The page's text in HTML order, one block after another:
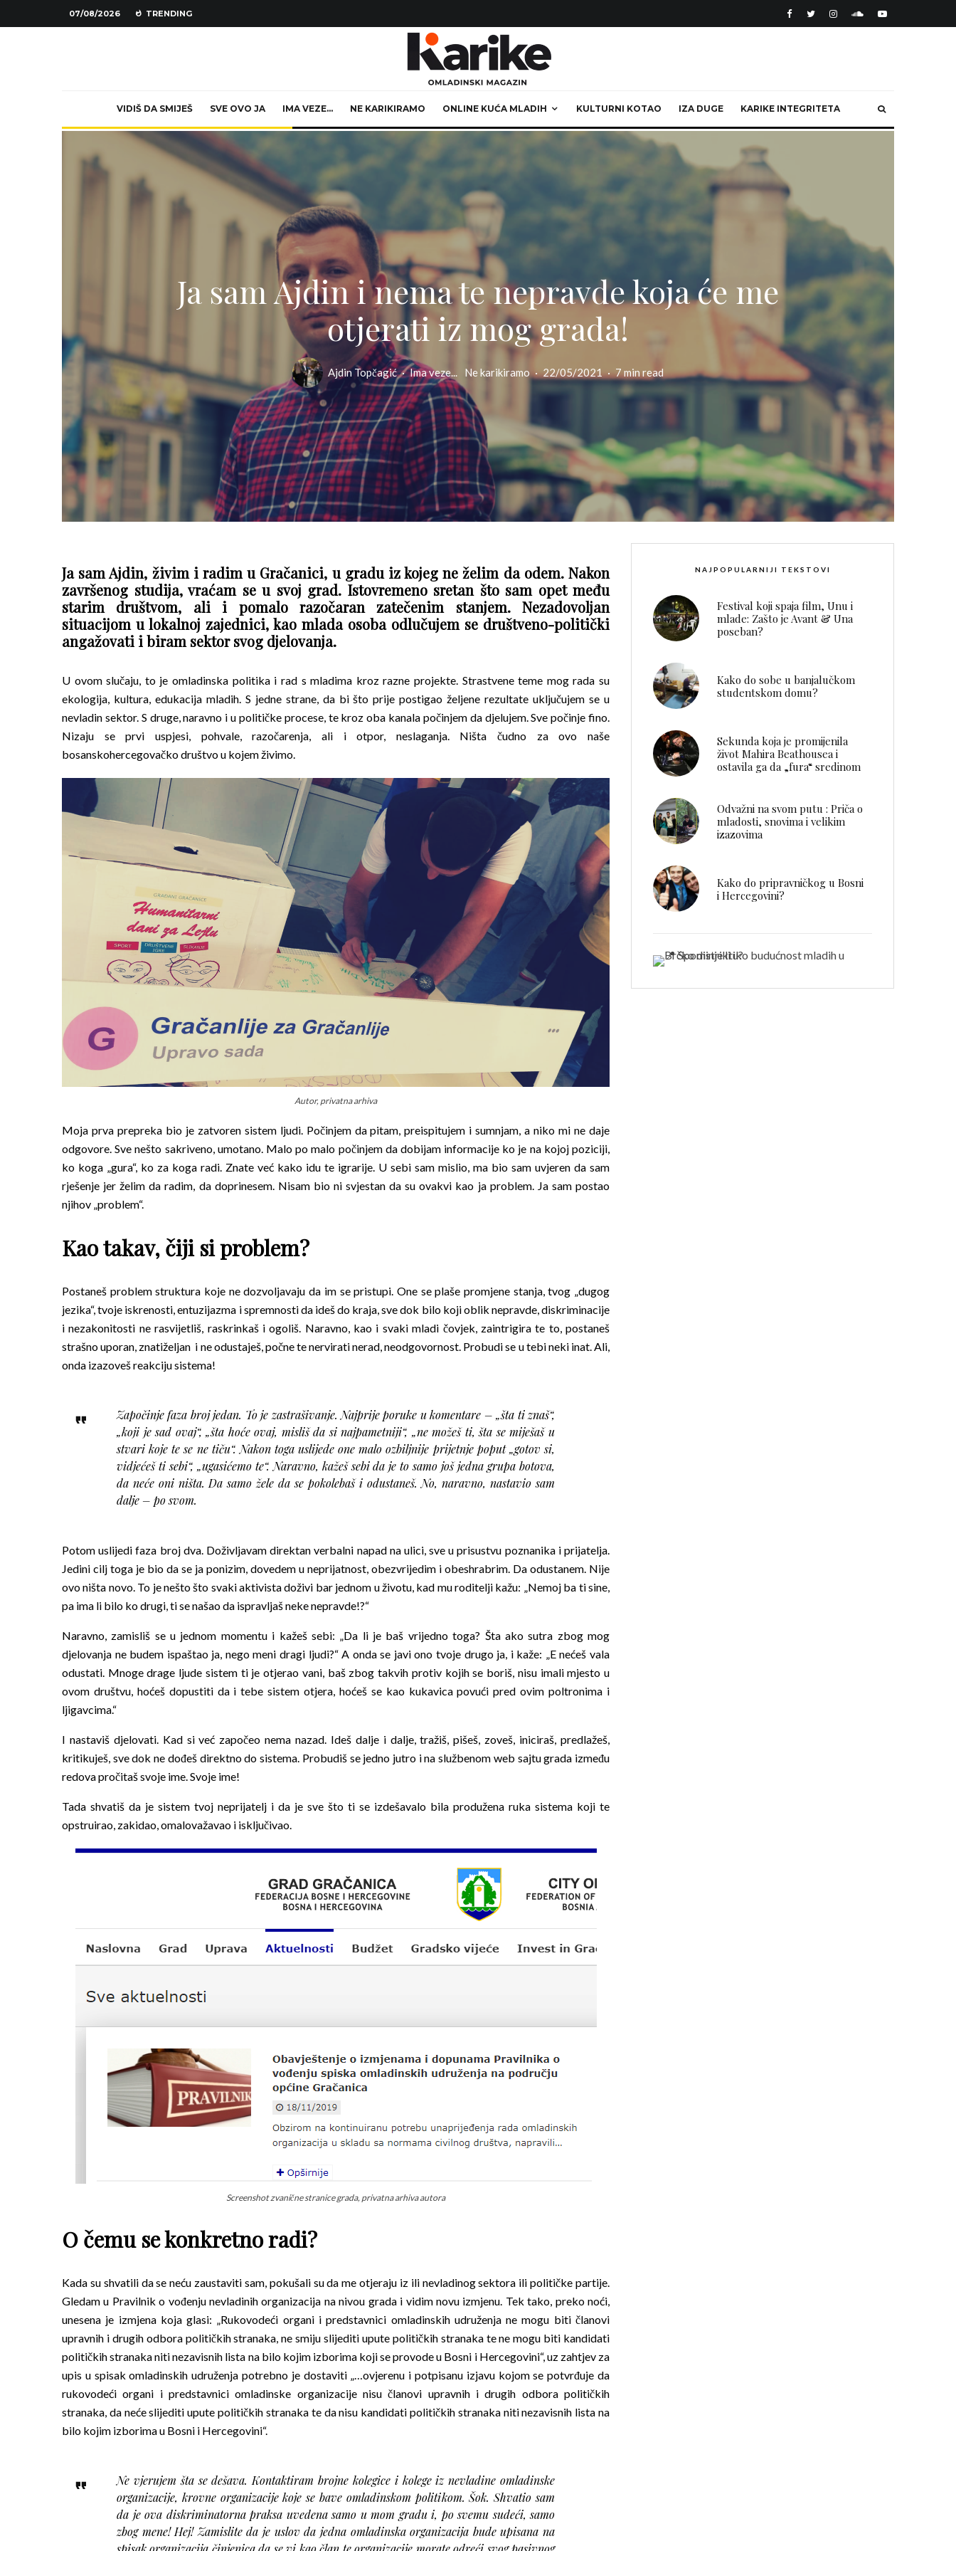
07/08/2026 TRENDING
VIDIŠ DA SMIJEŠ SVE OVO JA IMA VEZE… NE KARIKIRAMO ONLINE KUĆA MLADIH KULTURNI KOTAO IZA DUGE KARIKE INTEGRITETA
Ja sam Ajdin i nema te nepravde koja će me
otjerati iz mog grada!
Ajdin Topčagić · Ima veze... Ne karikiramo · 22/05/2021 · 7 min read
Ja sam Ajdin, živim i radim u Gračanici, u gradu iz kojeg ne želim da odem. Nakon
završenog studija, vraćam se u svoj grad. Istovremeno sretan što sam opet među
starim društvom, ali i pomalo razočaran zatečenim stanjem. Nezadovoljan
situacijom u lokalnoj zajednici, kao mlada osoba odlučujem se društveno-politički
angažovati i biram sektor svog djelovanja.
U ovom slučaju, to je omladinska politika i rad s mladima kroz razne projekte. Strastvene teme mog rada su
ekologija, kultura, edukacija mladih. S jedne strane, da bi što prije postigao željene rezultate uključujem se u
nevladin sektor. S druge, naravno i u političke procese, te kroz oba kanala počinjem da djelujem. Sve počinje fino.
Nizaju se prvi uspjesi, pohvale, razočarenja, ali i otpor, neslaganja. Ništa čudno za ovo naše
bosanskohercegovačko društvo u kojem živimo.
Autor, privatna arhiva
Moja prva prepreka bio je zatvoren sistem ljudi. Počinjem da pitam, preispitujem i sumnjam, a niko mi ne daje
odgovore. Sve nešto sakriveno, umotano. Malo po malo počinjem da dobijam informacije ko je na kojoj poziciji,
ko koga „gura“, ko za koga radi. Znate već kako idu te igrarije. U sebi sam mislio, ma bio sam uvjeren da sam
rješenje jer želim da radim, da doprinesem. Nisam bio ni svjestan da su ovakvi kao ja problem. Ja sam postao
njihov „problem“.
Kao takav, čiji si problem?
Postaneš problem struktura koje ne dozvoljavaju da im se pristupi. One se plaše promjene stanja, tvog „dugog
jezika“, tvoje iskrenosti, entuzijazma i spremnosti da ideš do kraja, sve dok bilo koji oblik nepravde, diskriminacije
i nezakonitosti ne rasvijetliš, raskrinkaš i ogoliš. Naravno, kao i svaki mladi čovjek, zaintrigira te to, postaneš
strašno uporan, znatiželjan i ne odustaješ, počne te nervirati nerad, neodgovornost. Probudi se u tebi neki inat. Ali,
onda izazoveš reakciju sistema!
Započinje faza broj jedan. To je zastrašivanje. Najprije poruke u komentare – „šta ti znaš“,
„koji je sad ovaj“, „šta hoće ovaj, misliš da si najpametniji“, „ne možeš ti, šta se miješaš u
stvari koje te se ne tiču“. Nakon toga uslijede one malo ozbiljnije prijetnje poput „gotov si,
vidjećeš ti sebi“, „ugasićemo te“. Naravno, kažeš sebi da je to samo još jedna grupa botova,
da neće oni ništa. Da samo žele da se pokolebaš i odustaneš. No, naravno, nastavio sam
dalje – po svom.
Potom uslijedi faza broj dva. Doživljavam direktan verbalni napad na ulici, sve u prisustvu poznanika i prijatelja.
Jedini cilj toga je bio da se ja ponizim, dovedem u neprijatnost, obezvrijedim i obeshrabrim. Da odustanem. Nije
ovo ništa novo. To je nešto što svaki aktivista doživi bar jednom u životu, kad mu roditelji kažu: „Nemoj ba ti sine,
pa ima li bilo ko drugi, ti se našao da ispravljaš neke nepravde!?“
Naravno, zamisliš se u jednom momentu i kažeš sebi: „Da li je baš vrijedno toga? Šta ako sutra zbog mog
djelovanja ne budem ispaštao ja, nego meni dragi ljudi?“ A onda se javi ono tvoje drugo ja, i kaže: „E nećeš vala
odustati. Mnoge drage ljude sistem ti je otjerao vani, baš zbog takvih protiv kojih se boriš, nisu imali mjesto u
ovom društvu, hoćeš dopustiti da i tebe sistem otjera, hoćeš se kao kukavica povući pred ovim poltronima i
ljigavcima.“
I nastaviš djelovati. Kad si već započeo nema nazad. Ideš dalje i dalje, tražiš, pišeš, zoveš, iniciraš, predlažeš,
kritikuješ, sve dok ne dođeš direktno do sistema. Probudiš se jedno jutro i na službenom web sajtu grada između
redova pročitaš svoje ime. Svoje ime!
Tada shvatiš da je sistem tvoj neprijatelj i da je sve što ti se izdešavalo bila produžena ruka sistema koji te
opstruirao, zakidao, omalovažavao i isključivao.
Screenshot zvanične stranice grada, privatna arhiva autora
O čemu se konkretno radi?
Kada su shvatili da se neću zaustaviti sam, pokušali su da me otjeraju iz ili nevladinog sektora ili političke partije.
Gledam u Pravilnik o vođenju nevladinih organizacija na nivou grada i vidim novu izmjenu. Tek tako, preko noći,
unesena je izmjena koja glasi: „Rukovodeći organi i predstavnici omladinskih udruženja ne mogu biti članovi
upravnih i drugih odbora političkih stranaka, ne smiju slijediti upute političkih stranaka te ne mogu biti kandidati
političkih stranaka niti nezavisnih lista na bilo kojim izborima koji se provode u Bosni i Hercegovini“, uz zahtjev za
upis u spisak omladinskih udruženja potrebno je dostaviti „…ovjerenu i potpisanu izjavu kojom se potvrđuje da
rukovodeći organi i predstavnici omladinske organizacije nisu članovi upravnih i drugih odbora političkih
stranaka, da neće slijediti upute političkih stranaka te da nisu kandidati političkih stranaka niti nezavisnih lista na
bilo kojim izborima u Bosni i Hercegovini“.
Ne vjerujem šta se dešava. Kontaktiram brojne kolegice i kolege iz nevladine omladinske
organizacije, krovne organizacije koje se bave omladinskom politikom. Šok. Shvatio sam
da je ova diskriminatorna praksa uvedena samo u mom gradu i, po svemu sudeći, samo
zbog mene! Hej! Zamislite da je uslov da jedna omladinska organizacija bude upisana na
NAJPOPULARNIJI TEKSTOVI
Festival koji spaja film, Unu i
mlade: Zašto je Avant & Una
poseban?
Kako do sobe u banjalučkom
studentskom domu?
Sekunda koja je promijenila
život Mahira Beathousea i
ostavila ga da „fura“ sredinom
Odvažni na svom putu : Priča o
mladosti, snovima i velikim
izazovima
Kako do pripravničkog u Bosni
i Hercegovini?